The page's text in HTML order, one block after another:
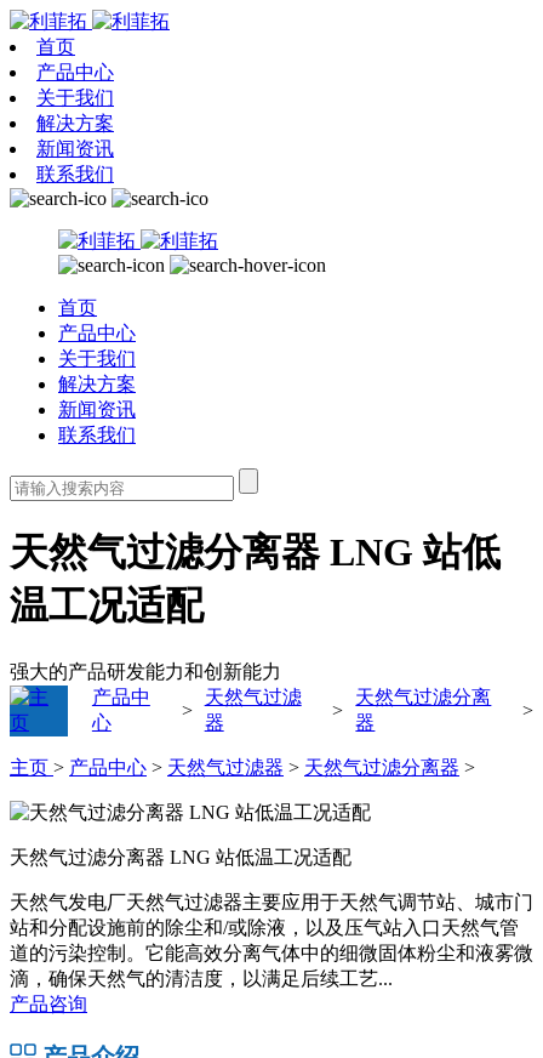
首页
产品中心
关于我们
解决方案
新闻资讯
联系我们
首页
产品中心
关于我们
解决方案
新闻资讯
联系我们
天然气过滤分离器 LNG 站低
温工况适配
强大的产品研发能力和创新能力
产品中
心
>
天然气过滤
器
>
天然气过滤分离
器
>
主页 > 产品中心 > 天然气过滤器 > 天然气过滤分离器 >
天然气过滤分离器 LNG 站低温工况适配
天然气发电厂天然气过滤器主要应用于天然气调节站、城市门
站和分配设施前的除尘和/或除液，以及压气站入口天然气管
道的污染控制。它能高效分离气体中的细微固体粉尘和液雾微
滴，确保天然气的清洁度，以满足后续工艺...
产品咨询